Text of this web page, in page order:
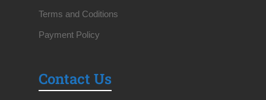
Terms and Coditions
Payment Policy
Contact Us